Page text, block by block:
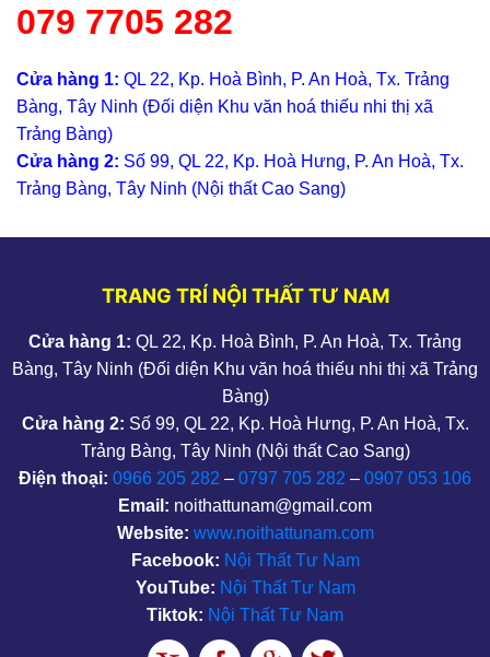
079 7705 282
Cửa hàng 1: QL 22, Kp. Hoà Bình, P. An Hoà, Tx. Trảng
Bàng, Tây Ninh (Đối diện Khu văn hoá thiếu nhi thị xã
Trảng Bàng)
Cửa hàng 2: Số 99, QL 22, Kp. Hoà Hưng, P. An Hoà, Tx.
Trảng Bàng, Tây Ninh (Nội thất Cao Sang)
TRANG TRÍ NỘI THẤT TƯ NAM
Cửa hàng 1: QL 22, Kp. Hoà Bình, P. An Hoà, Tx. Trảng
Bàng, Tây Ninh (Đối diện Khu văn hoá thiếu nhi thị xã Trảng
Bàng)
Cửa hàng 2: Số 99, QL 22, Kp. Hoà Hưng, P. An Hoà, Tx.
Trảng Bàng, Tây Ninh (Nội thất Cao Sang)
Điện thoại: 0966 205 282 – 0797 705 282 – 0907 053 106
Email: noithattunam@gmail.com
Website: www.noithattunam.com
Facebook: Nội Thất Tư Nam
YouTube: Nội Thất Tư Nam
Tiktok: Nội Thất Tư Nam